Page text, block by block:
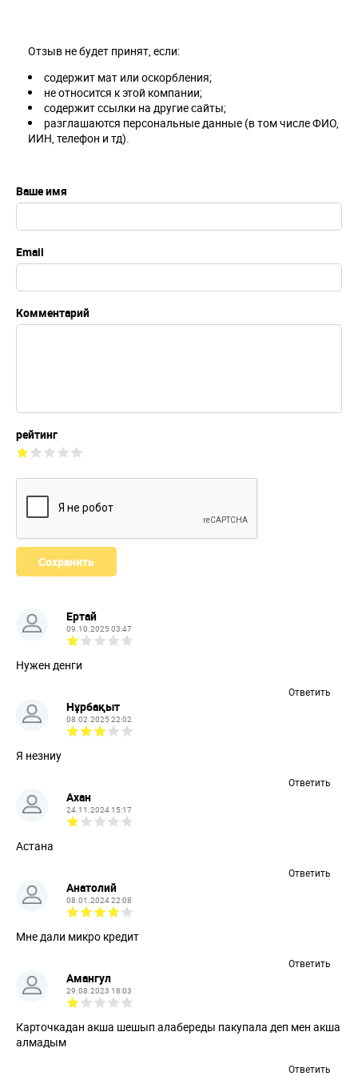
Ваше имя
Email
Комментарий
рейтинг
Отзыв не будет принят, если:
содержит мат или оскорбления;
не относится к этой компании;
содержит ссылки на другие сайты;
разглашаются персональные данные (в том числе ФИО,
ИИН, телефон и тд).
Ертай
09.10.2025 03:47
Нужен денги
Ответить
Нұрбақыт
08.02.2025 22:02
Я незниу
Ответить
Ахан
24.11.2024 15:17
Астана
Ответить
Анатолий
08.01.2024 22:08
Мне дали микро кредит
Ответить
Амангул
29.08.2023 18:03
Карточкадан акша шешып алабереды пакупала деп мен акша
алмадым
Ответить